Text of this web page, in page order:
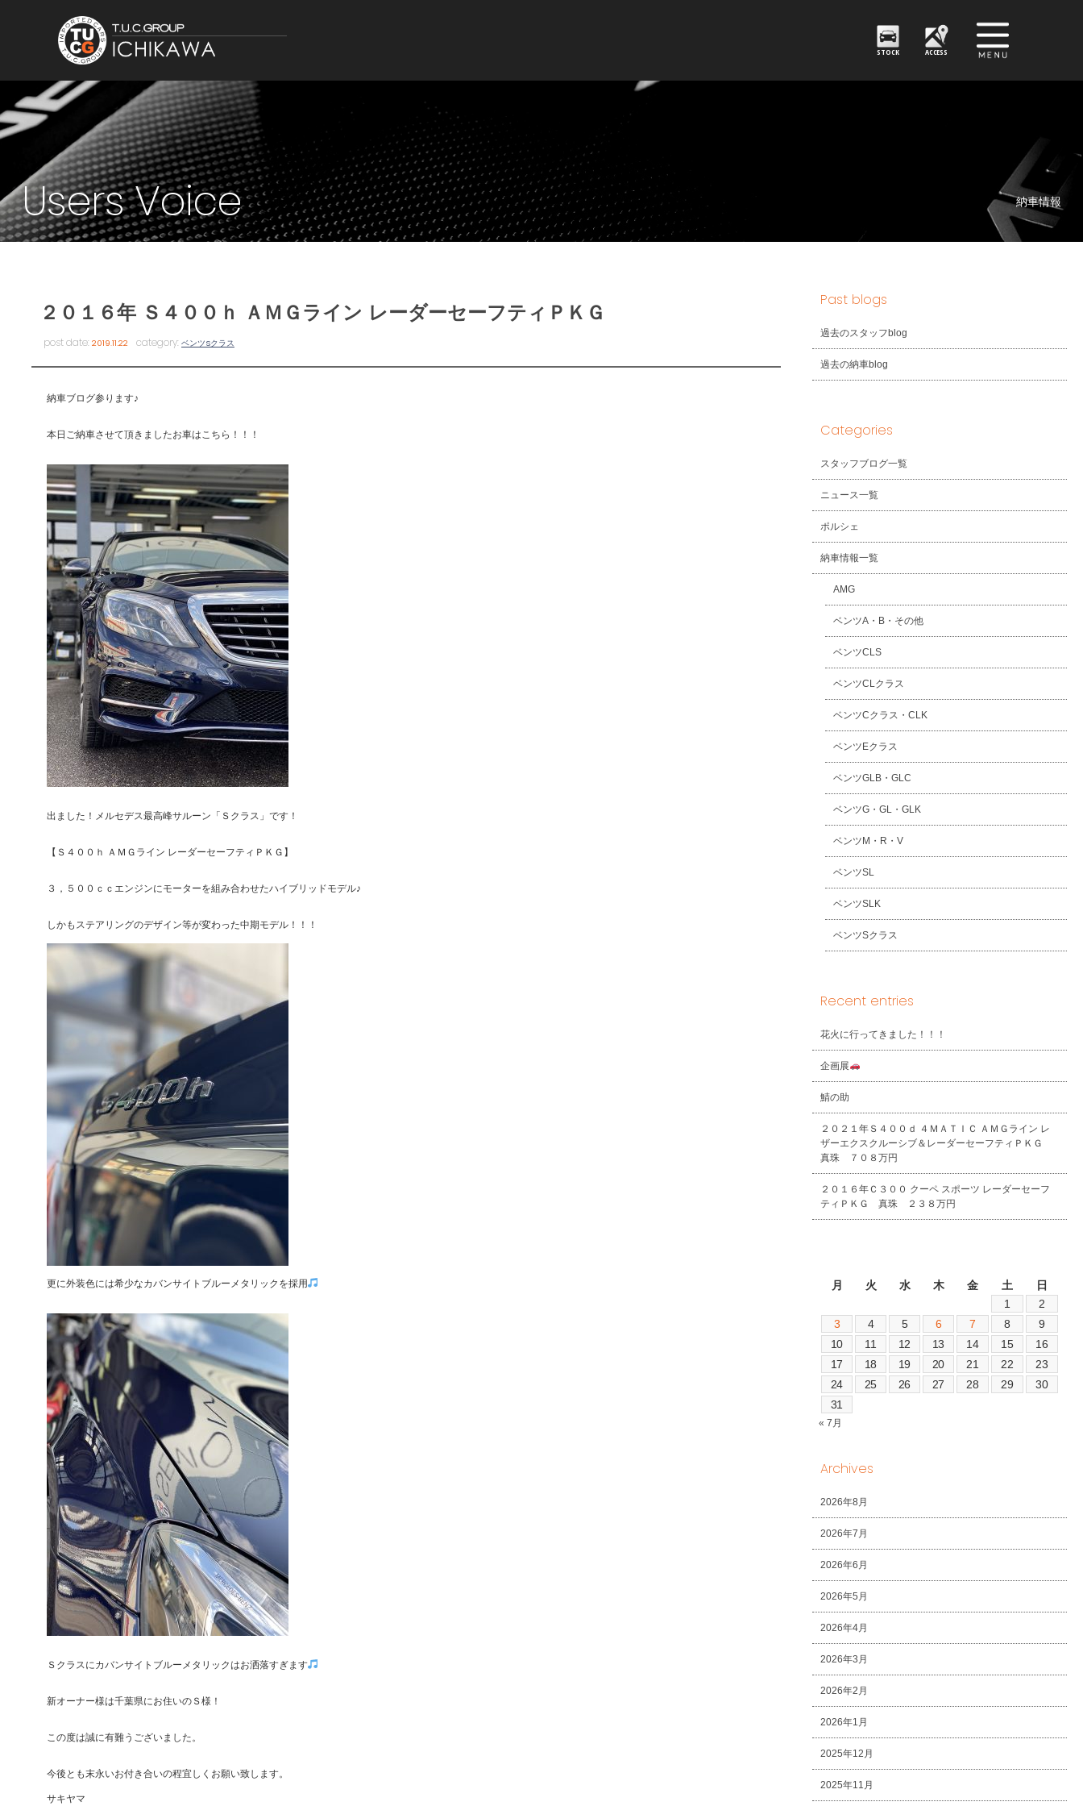
STOCK ACCESS
Users Voice 納車情報
２０１６年 Ｓ４００ｈ ＡＭＧライン レーダーセーフティＰＫＧ
post date:2019.11.22 category:ベンツSクラス
納車ブログ参ります♪
本日ご納車させて頂きましたお車はこちら！！！
出ました！メルセデス最高峰サルーン「Ｓクラス」です！
【Ｓ４００ｈ ＡＭＧライン レーダーセーフティＰＫＧ】
３，５００ｃｃエンジンにモーターを組み合わせたハイブリッドモデル♪
しかもステアリングのデザイン等が変わった中期モデル！！！
更に外装色には希少なカバンサイトブルーメタリックを採用
Ｓクラスにカバンサイトブルーメタリックはお洒落すぎます
新オーナー様は千葉県にお住いのＳ様！
この度は誠に有難うございました。
今後とも末永いお付き合いの程宜しくお願い致します。
サキヤマ
Past blogs
過去のスタッフblog
過去の納車blog
Categories
スタッフブログ一覧
ニュース一覧
ポルシェ
納車情報一覧
AMG
ベンツA・B・その他
ベンツCLS
ベンツCLクラス
ベンツCクラス・CLK
ベンツEクラス
ベンツGLB・GLC
ベンツG・GL・GLK
ベンツM・R・V
ベンツSL
ベンツSLK
ベンツSクラス
Recent entries
花火に行ってきました！！！
企画展
鯖の助
２０２１年Ｓ４００ｄ ４ＭＡＴＩＣ ＡＭＧライン レ
ザーエクスクルーシブ＆レーダーセーフティＰＫＧ
真珠 ７０８万円
２０１６年Ｃ３００ クーペ スポーツ レーダーセーフ
ティＰＫＧ 真珠 ２３８万円
月
火 水 木 金 土
日
1
2
3
4 5 6 7 8
9
10
11 12 13 14 15
16
17
18 19 20 21 22
23
24
25 26 27 28 29
30
31
« 7月
Archives
2026年8月
2026年7月
2026年6月
2026年5月
2026年4月
2026年3月
2026年2月
2026年1月
2025年12月
2025年11月